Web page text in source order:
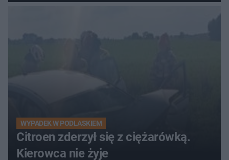
WYPADEK W PODLASKIEM
Citroen zderzył się z ciężarówką.
Kierowca nie żyje